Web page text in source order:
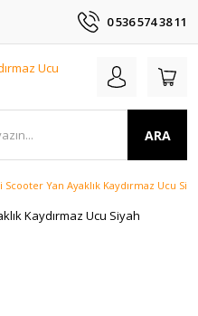
0 536 574 38 11
ARA
Scooter Yan Ayaklık Kaydırmaz Ucu